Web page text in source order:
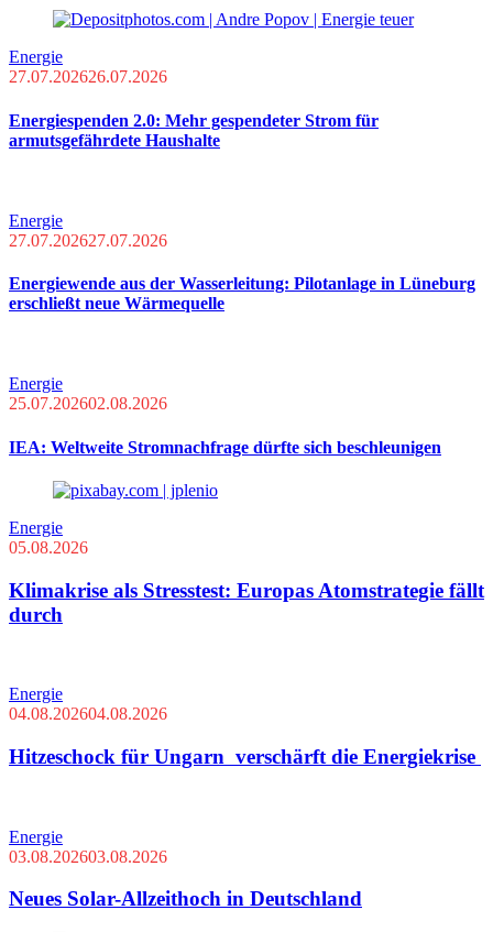
Energie
27.07.202626.07.2026
Energiespenden 2.0: Mehr gespendeter Strom für
armutsgefährdete Haushalte
Energie
27.07.202627.07.2026
Energiewende aus der Wasserleitung: Pilotanlage in Lüneburg
erschließt neue Wärmequelle
Energie
25.07.202602.08.2026
IEA: Weltweite Stromnachfrage dürfte sich beschleunigen
Energie
05.08.2026
Klimakrise als Stresstest: Europas Atomstrategie fällt
durch
Energie
04.08.202604.08.2026
Hitzeschock für Ungarn verschärft die Energiekrise
Energie
03.08.202603.08.2026
Neues Solar-Allzeithoch in Deutschland